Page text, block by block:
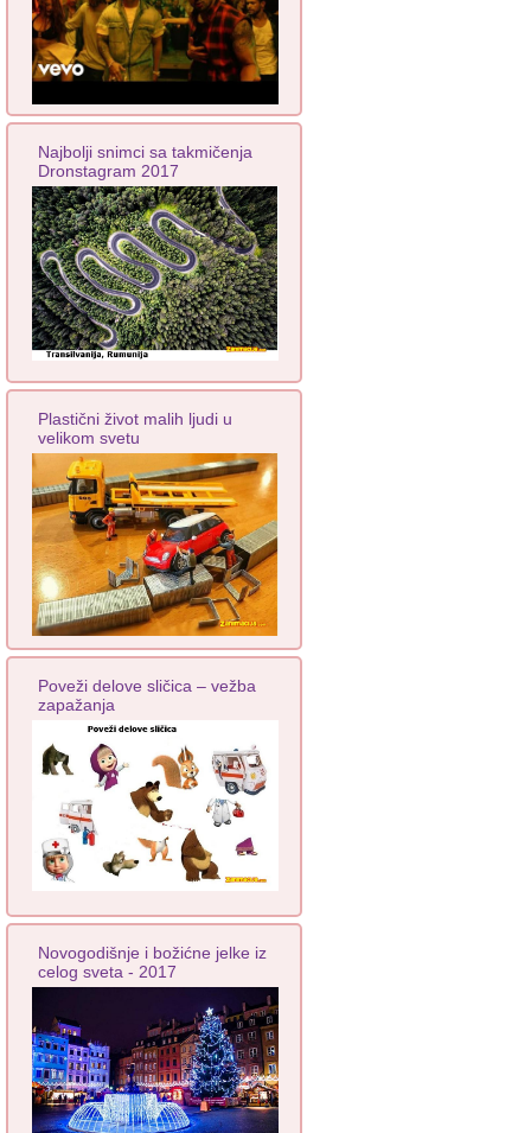
Najbolji snimci sa takmičenja
Dronstagram 2017
Plastični život malih ljudi u
velikom svetu
Poveži delove sličica – vežba
zapažanja
Novogodišnje i božićne jelke iz
celog sveta - 2017